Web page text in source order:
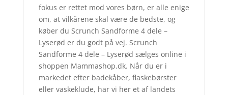
fokus er rettet mod vores børn, er alle enige
om, at vilkårene skal være de bedste, og
køber du Scrunch Sandforme 4 dele –
Lyserød er du godt på vej. Scrunch
Sandforme 4 dele – Lyserød sælges online i
shoppen Mammashop.dk. Når du er i
markedet efter badekåber, flaskebørster
eller vaskeklude, har vi her et af landets